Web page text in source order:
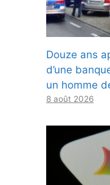
Douze ans
d’une
un homme
8 août 2026